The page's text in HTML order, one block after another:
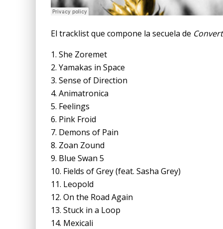
El tracklist que compone la secuela de
1. She Zoremet
2. Yamakas in Space
3. Sense of Direction
4. Animatronica
5. Feelings
6. Pink Froid
7. Demons of Pain
8. Zoan Zound
9. Blue Swan 5
10. Fields of Grey (feat. Sasha Grey)
11. Leopold
12. On the Road Again
13. Stuck in a Loop
14. Mexicali